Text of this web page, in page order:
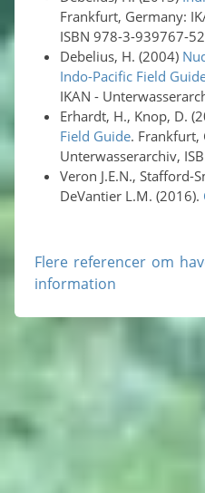
Frankfurt, Germany:
ISBN 978-3-939767-
Debelius, H. (2004)
Indo-Pacific Field
IKAN -
Erhardt, H., Knop, D.
Field Guide. Frankfurt,
Unterwasserarchiv,
Veron J.E.N., Stafford-
DeVantier L.M. (2016).
Flere referencer om havets dyreliv og yderligere
information